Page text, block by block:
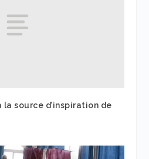
source d’inspiration de